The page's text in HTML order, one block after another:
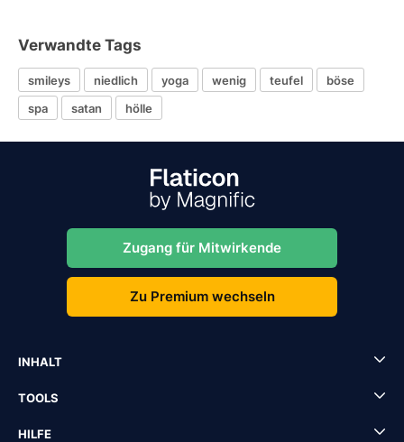
Verwandte Tags
smileys niedlich yoga wenig teufel
böse
spa
satan hölle
Zugang für Mitwirkende
Zu Premium wechseln
INHALT
TOOLS
HILFE